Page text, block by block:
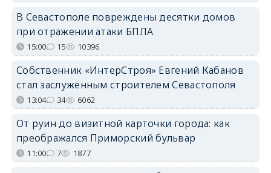
В Севастополе повреждены десятки домов
при отражении атаки БПЛА
15:00 15 10396
Собственник «ИнтерСтроя» Евгений Кабанов
стал заслуженным строителем Севастополя
13:04 34 6062
От руин до визитной карточки города: как
преображался Приморский бульвар
11:00 7 1877